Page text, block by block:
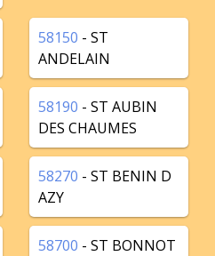
58150 - ST
ANDELAIN
58190 - ST AUBIN
DES CHAUMES
58270 - ST BENIN D
AZY
58700 - ST BONNOT